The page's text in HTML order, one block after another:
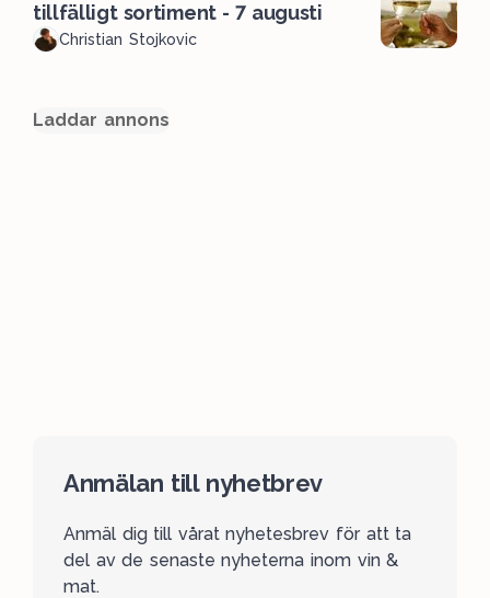
tillfälligt sortiment - 7 augusti
Christian Stojkovic
Laddar annons
Anmälan till nyhetbrev
Anmäl dig till vårat nyhetesbrev för att ta
del av de senaste nyheterna inom vin &
mat.